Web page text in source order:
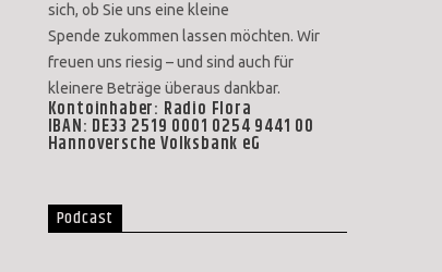
sich, ob Sie uns eine kleine
Spende zukommen lassen möchten. Wir
freuen uns riesig – und sind auch für
kleinere Beträge überaus dankbar.
Kontoinhaber: Radio Flora
IBAN: DE33 2519 0001 0254 9441 00
Hannoversche Volksbank eG
Podcast